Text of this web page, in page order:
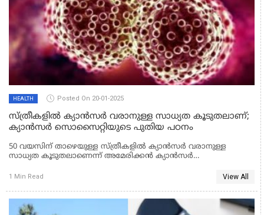
HEALTH Posted On 20-01-2025
സ്ത്രീകളില്‍ ക്യാന്‍സര്‍ വരാനുള്ള സാധ്യത കൂടുതലാണ്;
ക്യാന്‍സര്‍ സൊസൈറ്റിയുടെ പുതിയ പഠനം
50 വയസിന് താഴെയുള്ള സ്ത്രീകളില്‍ ക്യാന്‍സര്‍ വരാനുള്ള
സാധ്യത കൂടുതലാണെന്ന് അമേരിക്കന്‍ ക്യാന്‍സര്‍
ശതമാനം വർധനവ് സാധ്യതയാണ് പഠനങ്ങൾ
1 Min Read View All